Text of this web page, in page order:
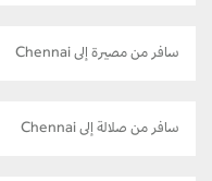
سافر من مصيرة إلى Chennai
سافر من صلالة إلى Chennai